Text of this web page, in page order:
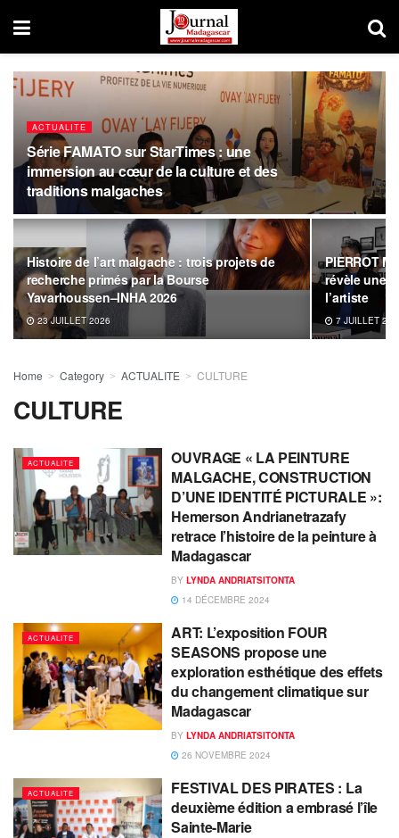
ACTUALITE
Série FAMATO sur StarTimes : une
immersion au cœur de la culture et des
traditions malgaches
Histoire de l’art malgache : trois projets de
recherche primés par la Bourse
Yavarhoussen–INHA 2026
23 JUILLET 2026
PIERROT
révèle une
l’artiste
7 JUILLET
Home Category ACTUALITE CULTURE
CULTURE
ACTUALITE
OUVRAGE « LA PEINTURE
MALGACHE, CONSTRUCTION
D’UNE IDENTITÉ PICTURALE »:
Hemerson Andrianetrazafy
retrace l’histoire de la peinture à
Madagascar
BY LYNDA ANDRIATSITONTA
14 DÉCEMBRE 2024
ACTUALITE
ART: L’exposition FOUR
SEASONS propose une
exploration esthétique des effets
du changement climatique sur
Madagascar
BY LYNDA ANDRIATSITONTA
26 NOVEMBRE 2024
ACTUALITE
FESTIVAL DES PIRATES : La
deuxième édition a embrasé l’île
Sainte-Marie